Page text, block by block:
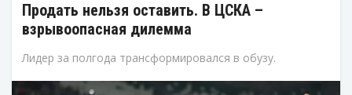
Продать нельзя оставить. В ЦСКА –
взрывоопасная дилемма
Лидер за полгода трансформировался в обузу.